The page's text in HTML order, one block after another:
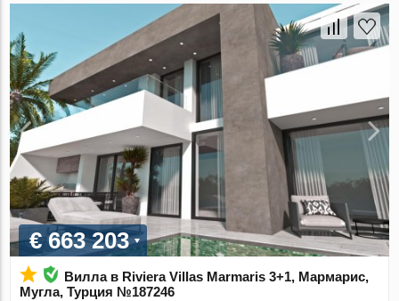
€ 663 203
Вилла в Riviera Villas Marmaris 3+1, Мармарис,
Мугла, Турция №187246